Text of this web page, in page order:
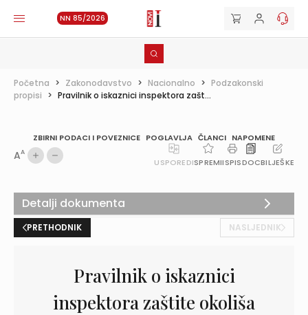
NN 85/2026
Početna > Zakonodavstvo > Nacionalno > Podzakonski
propisi > Pravilnik o iskaznici inspektora zašt...
ZBIRNI PODACI I POVEZNICE POGLAVLJA ČLANCI NAPOMENE
AA
USPOREDISPREMIISPISDOCBILJEŠKE
PRETHODNIK NASLJEDNIK
Pravilnik o iskaznici
inspektora zaštite okoliša
Detalji dokumenta